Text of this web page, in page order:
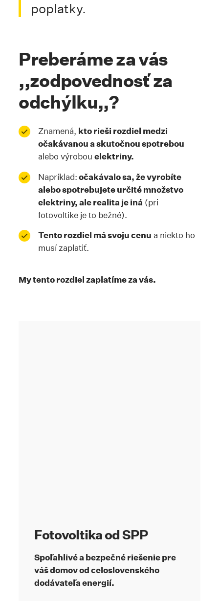
poplatky.
Preberáme za vás
,,zodpovednosť za
odchýlku,,?
Znamená, kto rieši rozdiel medzi
očakávanou a skutočnou spotrebou
alebo výrobouelektriny.
Napríklad:očakávalo sa, že vyrobíte
alebo spotrebujete určité množstvo
elektriny, ale realita je iná (pri
fotovoltike je to bežné).
Tento rozdiel má svoju cenu a niekto ho
musí zaplatiť.
My tento rozdiel zaplatíme za vás.
Fotovoltika od SPP
Spoľahlivé a bezpečné riešenie pre
váš domov od celoslovenského
dodávateľa energií.